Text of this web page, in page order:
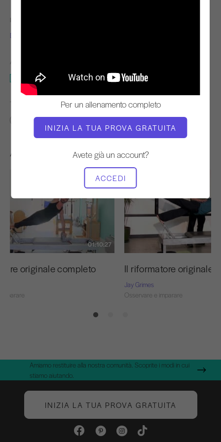
Per un allenamento completo
INIZIA LA TUA PROVA GRATUITA
Avete già un account?
ACCEDI
INSEGNANTE
Dorothee Vandewalle
ATTREZZATURA NECESSARIA
Riformatore
TROVA CLASSI SIMILI PER
60+ min
Altri allenamenti che potrebbero piacervi
01:10:27
originale completo Il riformatore originale
Jay Grimes
Osservare e imparare
Amiamo restituire alla nostra comunità. Scoprite i modi in cui
stiamo aiutando.
INIZIA LA TUA PROVA GRATUITA